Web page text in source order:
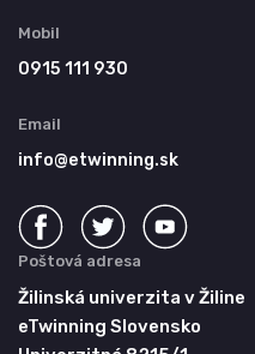
Mobil
0915 111 930
Email
info@etwinning.sk
Poštová adresa
Žilinská univerzita v Žiline
eTwinning Slovensko